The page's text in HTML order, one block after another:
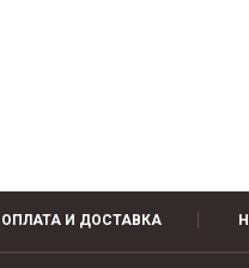
ОПЛАТА И ДОСТАВКА